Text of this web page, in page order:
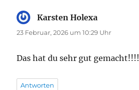
Karsten Holexa
23 Februar, 2026 um 10:29 Uhr
Das hat du sehr gut gemacht!!!!
Antworten